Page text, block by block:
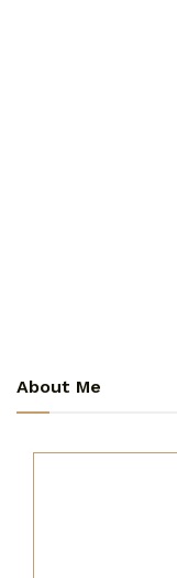
About Me